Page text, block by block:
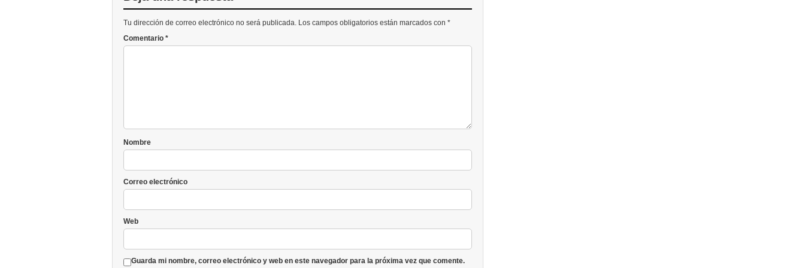
Tu dirección de correo electrónico no será publicada. Los campos obligatorios están marcados con *
Comentario *
Nombre
Correo electrónico
Web
Guarda mi nombre, correo electrónico y web en este navegador para la próxima vez que comente.